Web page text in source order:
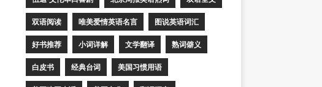
双语阅读 唯美爱情英语名言 图说英语词汇
好书推荐 小词详解 文学翻译 熟词僻义
白皮书 经典台词 美国习惯用语